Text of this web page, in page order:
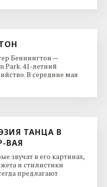
Беннингтон —
Park. 41-летний
В середине мая
ТАНЦА В
ВАЯ
звучат в его картинах,
и стилистики
предлагают